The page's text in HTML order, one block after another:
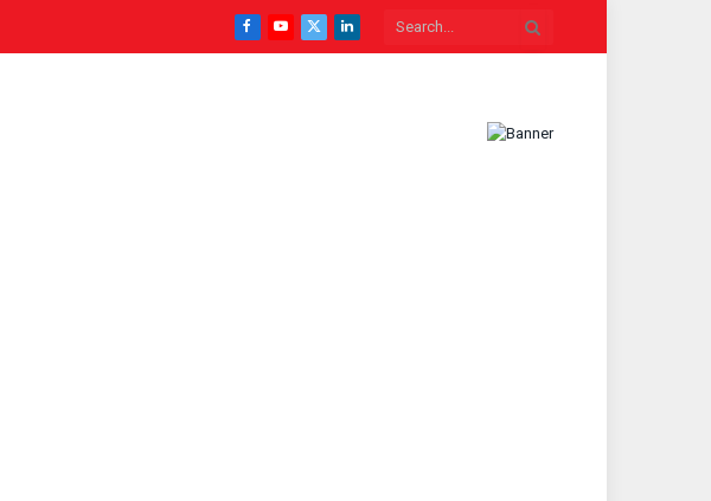
Facebook
YouTube
X
LinkedIn